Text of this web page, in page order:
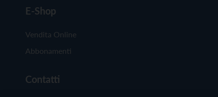
E-Shop
Vendita Online
Abbonamenti
Contatti